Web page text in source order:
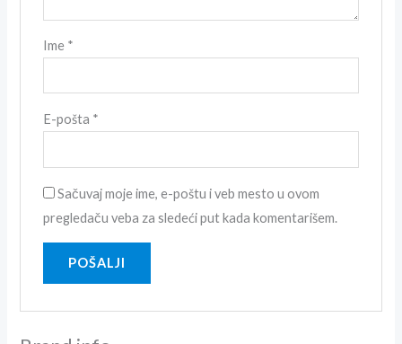
Ime *
E-pošta *
Sačuvaj moje ime, e-poštu i veb mesto u ovom
pregledaču veba za sledeći put kada komentarišem.